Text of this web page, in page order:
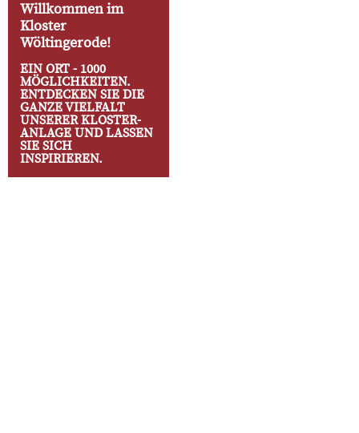
Willkommen im
Kloster
Wöltingerode!
EIN ORT - 1000
MÖGLICHKEITEN.
ENTDECKEN SIE DIE
GANZE VIELFALT
UNSERER KLOSTER-
ANLAGE UND LASSEN
SIE SICH
INSPIRIEREN.